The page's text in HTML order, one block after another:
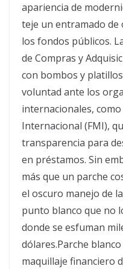
apariencia de
teje un entramado de
los fondos públicos.
de Compras y
con bombos y
voluntad ante los
internacionales,
Internacional (FMI),
transparencia para
en préstamos. Sin
más que un parche
el oscuro manejo de
punto blanco que no
donde se esfuman
dólares.Parche
maquillaje financiero